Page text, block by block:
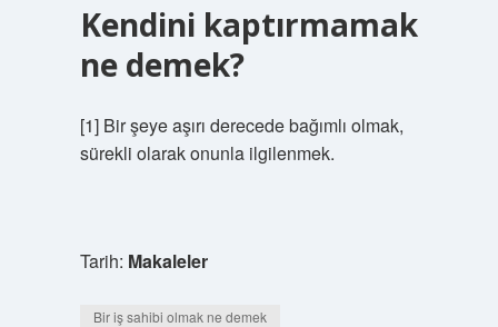
Kendini kaptırmamak
ne demek?
[1] Bir şeye aşırı derecede bağımlı olmak,
sürekli olarak onunla ilgilenmek.
Tarih: Makaleler
Bir iş sahibi olmak ne demek